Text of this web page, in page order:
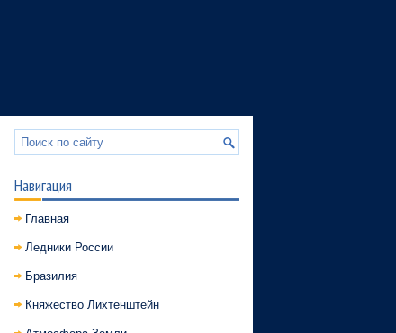
Навигация
Главная
Ледники России
Бразилия
Княжество Лихтенштейн